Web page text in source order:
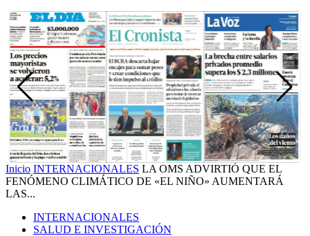
Inicio INTERNACIONALES LA OMS ADVIRTIÓ QUE EL
FENÓMENO CLIMÁTICO DE «EL NIÑO» AUMENTARÁ
LAS...
INTERNACIONALES
SALUD E INVESTIGACIÓN